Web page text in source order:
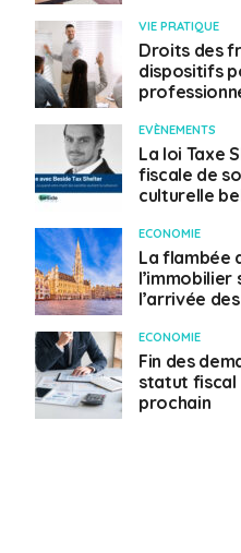
VIE PRATIQUE
Droits des
dispositifs
EVÈNEMENTS
La loi Taxe
fiscale de
culturelle
ECONOMIE
La flambée
l’arrivée
ECONOMIE
Fin des
statut fiscal
prochain